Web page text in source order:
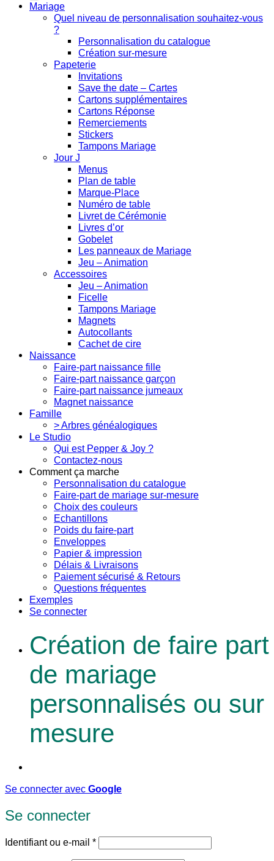
Mariage
Quel niveau de personnalisation souhaitez-vous
?
Personnalisation du catalogue
Création sur-mesure
Papeterie
Invitations
Save the date – Cartes
Cartons supplémentaires
Cartons Réponse
Remerciements
Stickers
Tampons Mariage
Jour J
Menus
Plan de table
Marque-Place
Numéro de table
Livret de Cérémonie
Livres d’or
Gobelet
Les panneaux de Mariage
Jeu – Animation
Accessoires
Jeu – Animation
Ficelle
Tampons Mariage
Magnets
Autocollants
Cachet de cire
Naissance
Faire-part naissance fille
Faire-part naissance garçon
Faire-part naissance jumeaux
Magnet naissance
Famille
> Arbres généalogiques
Le Studio
Qui est Pepper & Joy ?
Contactez-nous
Comment ça marche
Personnalisation du catalogue
Faire-part de mariage sur-mesure
Choix des couleurs
Echantillons
Poids du faire-part
Enveloppes
Papier & impression
Délais & Livraisons
Paiement sécurisé & Retours
Questions fréquentes
Exemples
Se connecter
Création de faire part
de mariage
personnalisés ou sur
mesure
Se connecter avec Google
Se connecter
Identifiant ou e-mail *Obligatoire